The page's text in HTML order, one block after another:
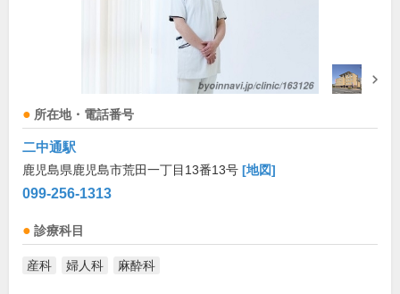
所在地・電話番号
二中通駅
鹿児島県鹿児島市荒田一丁目13番13号 [地図]
099-256-1313
診療科目
産科 婦人科 麻酔科